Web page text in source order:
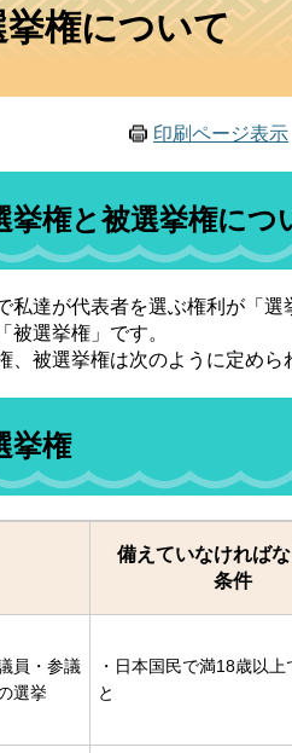
挙権について
印刷ページ表示
挙権と被選挙権につ
私達が代表者を選ぶ権利が「選
被選挙権」です。
被選挙権は次のように定めら
挙権
備えていなければ
条件
員・参議
選挙
・日本国民で満18歳以上
と